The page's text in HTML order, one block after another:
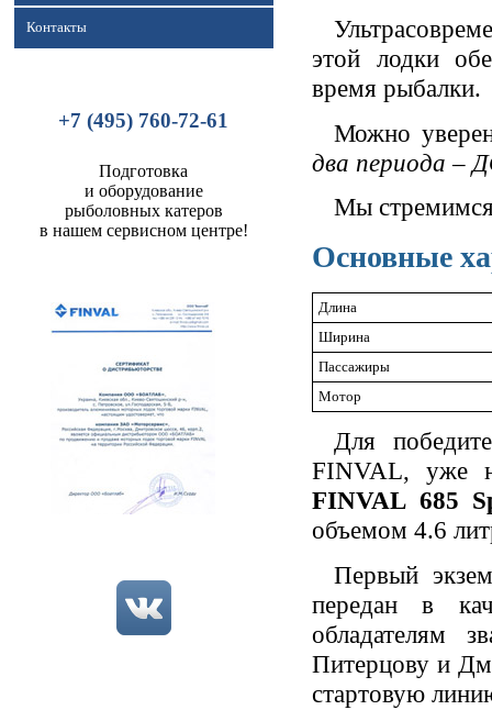
Контакты
+7 (495) 760-72-61
Подготовка
и оборудование
рыболовных катеров
в нашем сервисном центре!
этой лодки
время рыбалки.
Можно
два периода –
Мы
Основные
Длина
Ширина
Пассажиры
Мотор
Для
FINVAL, уже
FINVAL 685
объемом 4.6
Первый
передан в
обладателям
Питерцову и
стартовую